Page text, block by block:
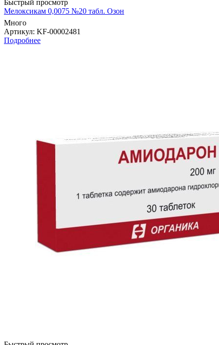
Быстрый просмотр
Мелоксикам 0,0075 №20 табл. Озон
Много
Артикул: KF-00002481
Подробнее